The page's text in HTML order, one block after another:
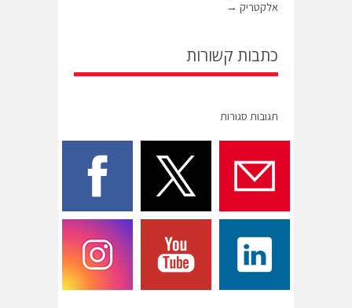
אלקטריק →
כתבות קשורות
תגובות סגורות